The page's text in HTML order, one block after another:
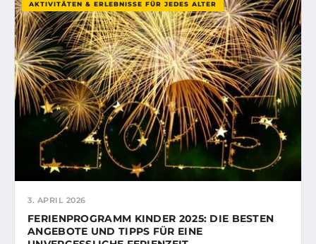
AKTIVITÄTEN & ERLEBNISSE FÜR JEDES ALTER
3. APRIL 2026
FERIENPROGRAMM KINDER 2025: DIE BESTEN
ANGEBOTE UND TIPPS FÜR EINE